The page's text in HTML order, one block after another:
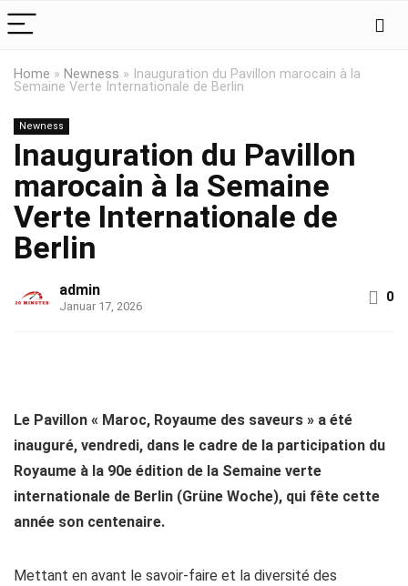
Home » Newness » Inauguration du Pavillon marocain à la
Semaine Verte Internationale de Berlin
Newness
Inauguration du Pavillon
marocain à la Semaine
Verte Internationale de
Berlin
admin
Januar 17, 2026
0
Le Pavillon « Maroc, Royaume des saveurs » a été
inauguré, vendredi, dans le cadre de la participation du
Royaume à la 90e édition de la Semaine verte
internationale de Berlin (Grüne Woche), qui fête cette
année son centenaire.
Mettant en avant le savoir-faire et la diversité des